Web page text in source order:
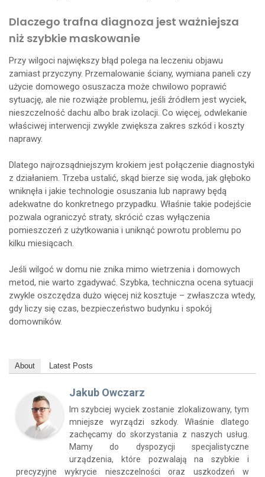
Dlaczego trafna diagnoza jest ważniejsza
niż szybkie maskowanie
Przy wilgoci największy błąd polega na leczeniu objawu
zamiast przyczyny. Przemalowanie ściany, wymiana paneli czy
użycie domowego osuszacza może chwilowo poprawić
sytuację, ale nie rozwiąże problemu, jeśli źródłem jest wyciek,
nieszczelność dachu albo brak izolacji. Co więcej, odwlekanie
właściwej interwencji zwykle zwiększa zakres szkód i koszty
naprawy.
Dlatego najrozsądniejszym krokiem jest połączenie diagnostyki
z działaniem. Trzeba ustalić, skąd bierze się woda, jak głęboko
wniknęła i jakie technologie osuszania lub naprawy będą
adekwatne do konkretnego przypadku. Właśnie takie podejście
pozwala ograniczyć straty, skrócić czas wyłączenia
pomieszczeń z użytkowania i uniknąć powrotu problemu po
kilku miesiącach.
Jeśli wilgoć w domu nie znika mimo wietrzenia i domowych
metod, nie warto zgadywać. Szybka, techniczna ocena sytuacji
zwykle oszczędza dużo więcej niż kosztuje – zwłaszcza wtedy,
gdy liczy się czas, bezpieczeństwo budynku i spokój
domowników.
About Latest Posts
Jakub Owczarz
Im szybciej wyciek zostanie zlokalizowany, tym
mniejsze wyrządzi szkody. Właśnie dlatego
zachęcamy do skorzystania z naszych usług.
Mamy do dyspozycji specjalistyczne
urządzenia, które pozwalają na szybkie i
precyzyjne wykrycie nieszczelności oraz uszkodzeń w